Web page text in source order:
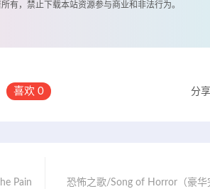
有，禁止下载本站资源参与商业和非法行为。
喜欢0 分
Pain
恐怖之歌/Song of Horror（豪华